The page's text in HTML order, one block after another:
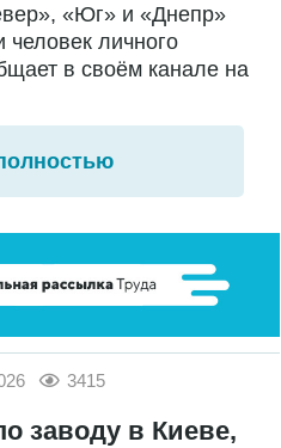
«Юг» и «Днепр»
человек личного
в своём канале на
3415
заводу в Киеве,